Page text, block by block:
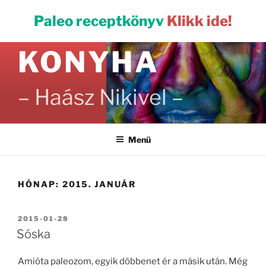
Paleo receptkönyv Klikk ide!
PALEO
KONYHA
– Haász Nikivel –
Menü
HÓNAP: 2015. JANUÁR
BEKÜLDVE:
2015-01-28
Sóska
Amióta paleozom, egyik döbbenet ér a másik után. Még